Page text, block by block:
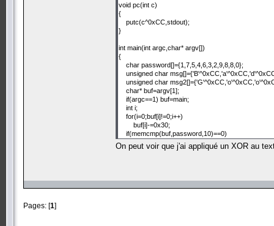
void pc(int c)
{
putc(c^0xCC,stdout);
}
int main(int argc,char* argv[])
{
char password[]={1,7,5,4,6,3,2,9,8,8,0};
unsigned char
unsigned char
char* buf=argv[1];
if(argc==1) buf=main;
int i;
for(i=0;buf[i]!=0;i++)
buf[i]-=0x30;
if(memcmp(buf,password,10)==0)
for(i=0;msg2[i]!=0xCC;i++)
pc(msg2[i]);
On peut voir que j'ai appliqué un XOR au
Pages: [1]